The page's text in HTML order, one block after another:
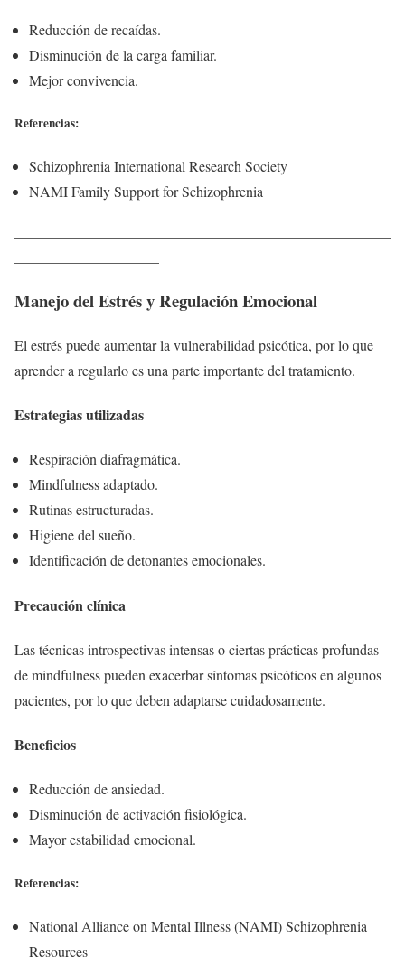
Reducción de recaídas.
Disminución de la carga familiar.
Mejor convivencia.
Referencias:
Schizophrenia International Research Society
NAMI Family Support for Schizophrenia
Manejo del Estrés y Regulación Emocional
El estrés puede aumentar la vulnerabilidad psicótica, por lo que
aprender a regularlo es una parte importante del tratamiento.
Estrategias utilizadas
Respiración diafragmática.
Mindfulness adaptado.
Rutinas estructuradas.
Higiene del sueño.
Identificación de detonantes emocionales.
Precaución clínica
Las técnicas introspectivas intensas o ciertas prácticas profundas
de mindfulness pueden exacerbar síntomas psicóticos en algunos
pacientes, por lo que deben adaptarse cuidadosamente.
Beneficios
Reducción de ansiedad.
Disminución de activación fisiológica.
Mayor estabilidad emocional.
Referencias:
National Alliance on Mental Illness (NAMI) Schizophrenia
Resources